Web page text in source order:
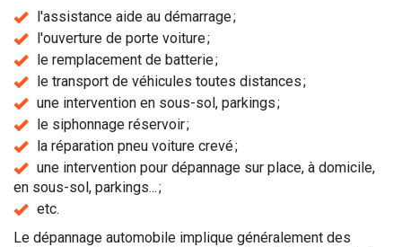
l'assistance aide au démarrage ;
l'ouverture de porte voiture ;
le remplacement de batterie ;
le transport de véhicules toutes distances ;
une intervention en sous-sol, parkings ;
le siphonnage réservoir ;
la réparation pneu voiture crevé ;
une intervention pour dépannage sur place, à domicile,
en sous-sol, parkings... ;
etc.
Le dépannage automobile implique généralement des